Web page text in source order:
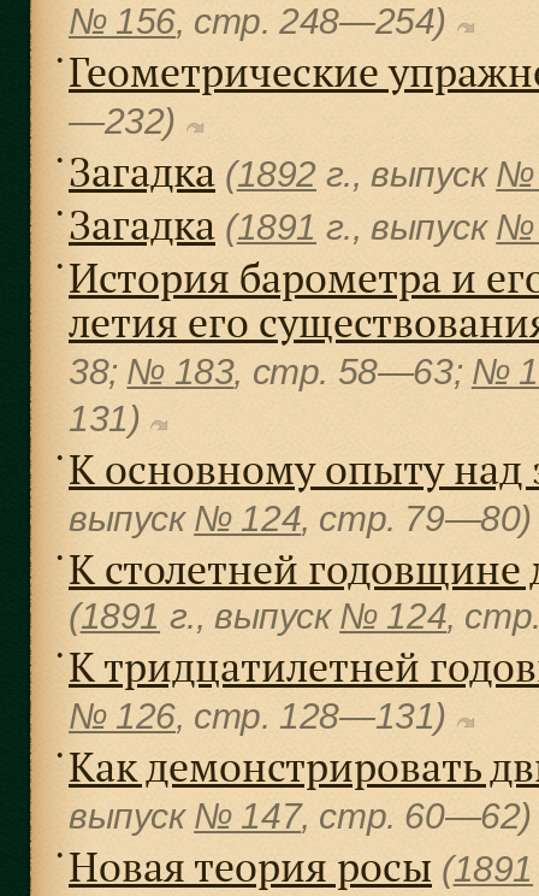
№ 156, cтр. 248—254)
● Геометрические
—232)
● Загадка (1892 г., выпуск №
● Загадка (1891 г., выпуск №
● История барометра и
летия его
38; № 183, cтр. 58—63; №
131)
● К основному опыту
выпуск № 124, cтр.
● К столетней
(1891 г., выпуск № 124,
● К тридцатилетней
№ 126, cтр. 128—131)
● Как демонстрировать
выпуск № 147, cтр.
● Новая теория росы (1891